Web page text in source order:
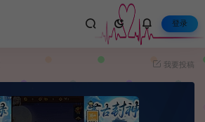
登录
我要投稿